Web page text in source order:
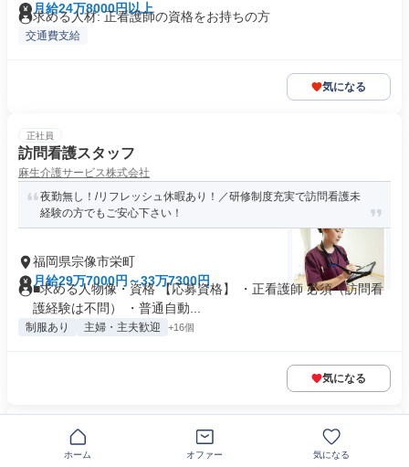
月給24万8000円以上
求める人材: 正看護師の資格をお持ちの方
交通費支給
気になる
正社員
訪問看護スタッフ
麻生介護サービス株式会社
夜勤無し！/リフレッシュ休暇あり！／研修制度充実で訪問看護未
経験の方でもご安心下さい！
福岡県宗像市栄町
月給29万7000円～33万7300円
■求める人物像・資格 【応募資格】 ・正看護師 必須（訪問看
護経験は不問） ・普通自動...
制服あり 主婦・主夫歓迎 +16個
気になる
介護関連施設の正看護師
ホーム オファー 気になる